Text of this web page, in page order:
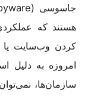
هستند که
کردن وب‌سایت یا
امروزه به دلیل
سازمان‌ها،